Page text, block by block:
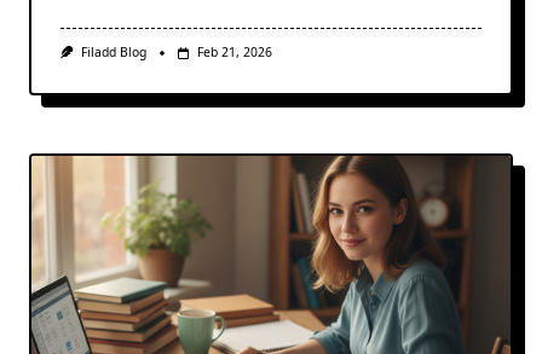
Filadd Blog Feb 21, 2026